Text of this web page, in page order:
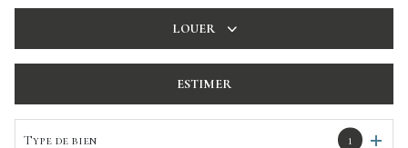
LOUER
ESTIMER
Type de bien 1